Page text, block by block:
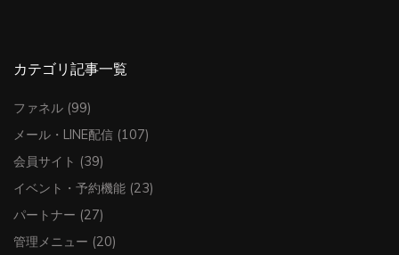
カテゴリ記事一覧
ファネル (99)
メール・LINE配信 (107)
会員サイト (39)
イベント・予約機能 (23)
パートナー (27)
管理メニュー (20)